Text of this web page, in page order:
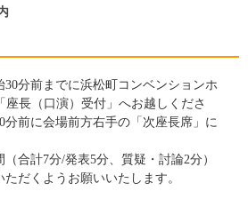
分前までに浜松町コンベンションホ
座長（口演）受付」へお越しくださ
分前に会場前方右手の「次座長席」に
合計7分/発表5分、質疑・討論2分）
だくようお願いいたします。